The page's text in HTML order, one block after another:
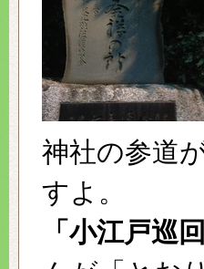
神社の参道
すよ。
「小江戸巡